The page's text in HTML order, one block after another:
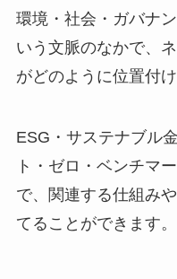
環境・社会・ガバナ
いう文脈のなかで、
がどのように位置付
ESG・サステナブル
ト・ゼロ・ベンチマ
で、関連する仕組み
てることができます。